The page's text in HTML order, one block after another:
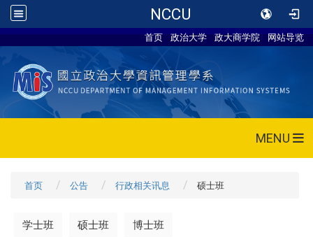
NCCU
首页 政治大学 政大商学院 网站导览
MENU
首页 公告 行政相关讯息 硕士班
学士班 硕士班 博士班